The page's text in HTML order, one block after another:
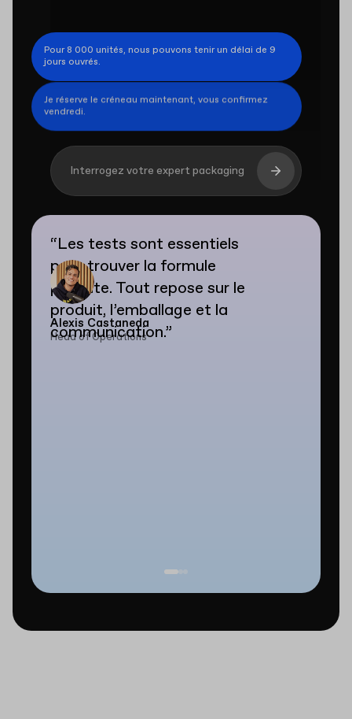
Pour 8 000 unités, nous pouvons tenir un délai de 9
jours ouvrés.
Je réserve le créneau maintenant, vous confirmez
vendredi.
Interrogez votre expert packaging
“Les tests sont essentiels
pour trouver la formule
parfaite. Tout repose sur le
produit, l’emballage et la
communication.”
Alexis Castaneda
Head of Operations